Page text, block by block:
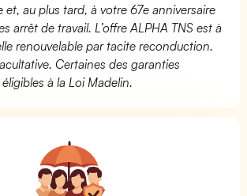
et, au plus tard, à votre 67e anniversaire
arrêt de travail. L’offre ALPHA TNS est à
renouvelable par tacite reconduction.
Certaines des garanties
à la Loi Madelin.